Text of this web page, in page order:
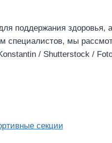
поддержания здоровья,
мы
/ Shutterstock /